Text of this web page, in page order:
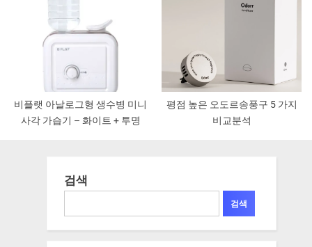
비플랫 아날로그형 생수병 미니
사각 가습기 – 화이트 + 투명
평점 높은 오도르송풍구 5 가지
비교분석
검색
검색